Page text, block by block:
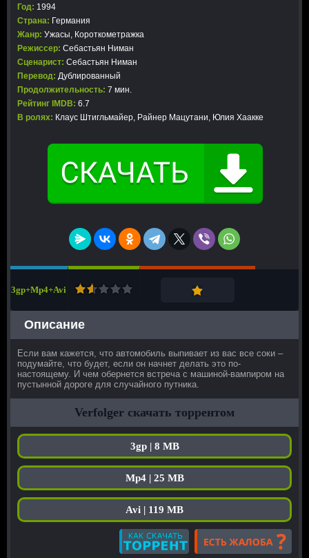
Год: 1994
Страна: Германия
Жанр: Ужасы, Короткометражка
Режиссер: Себастьян Ниман
Сценарист: Себастьян Ниман
Перевод: Дублированный
Продолжительность: 7 мин.
Рейтинг IMDB: 6.7
В ролях: Клаус Штигльмайер, Райнер Мацутани, Юлия Хаакке
3gp+Mp4+Avi
Описание
Если вам кажется, что автомобиль выпивает из вас все соки –
подумайте, что будет, если он начнет делать это по-
настоящему. И чем обернется встреча с машиной-вампиром на
пустынной дороге для случайного путника.
Verfolger скачать торрентом
3gp | 8 MB
Mp4 | 25 MB
Avi | 119 MB